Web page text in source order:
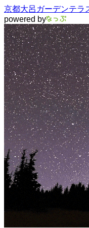
京都大呂ガーデンテラ
powered by